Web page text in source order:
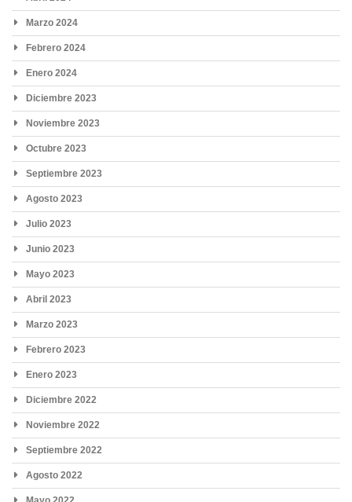
Marzo 2024
Febrero 2024
Enero 2024
Diciembre 2023
Noviembre 2023
Octubre 2023
Septiembre 2023
Agosto 2023
Julio 2023
Junio 2023
Mayo 2023
Abril 2023
Marzo 2023
Febrero 2023
Enero 2023
Diciembre 2022
Noviembre 2022
Septiembre 2022
Agosto 2022